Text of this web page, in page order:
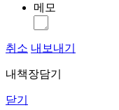
메모
취소 내보내기
내책장담기
닫기